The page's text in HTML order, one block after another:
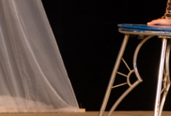
фестиваля:
с.